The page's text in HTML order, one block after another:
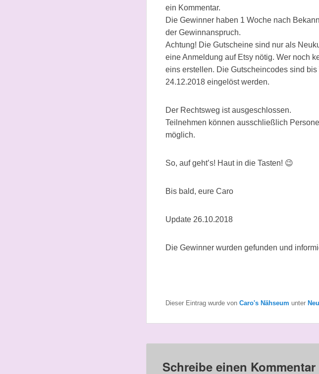
ein Kommentar.
Die Gewinner haben 1 Woche nach
der Gewinnanspruch.
Achtung! Die Gutscheine sind nur als
eine Anmeldung auf Etsy nötig. Wer noch
eins erstellen. Die Gutscheincodes sind
24.12.2018 eingelöst werden.
Der Rechtsweg ist ausgeschlossen.
Teilnehmen können ausschließlich
möglich.
So, auf geht’s! Haut in die Tasten! 😉
Bis bald, eure Caro
Update 26.10.2018
Die Gewinner wurden gefunden und
Dieser Eintrag wurde von Caro's Nähseum unter Neu
Schreibe einen Kommentar